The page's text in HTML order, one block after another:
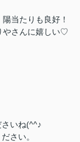
当たりも良好！
やさんに嬉しい♡
いね(^^♪
さい。